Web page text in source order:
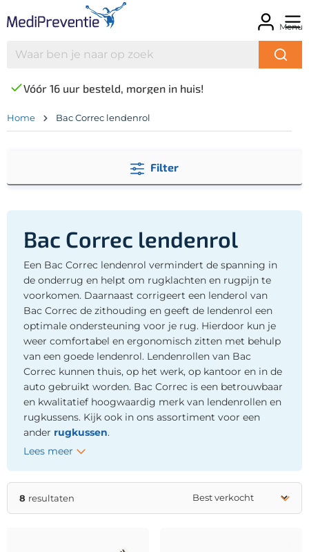
Menu
Vóór 16 uur besteld, morgen in huis!
Home Bac Correc lendenrol
Filter
Bac Correc lendenrol
Een Bac Correc lendenrol vermindert de spanning in
de onderrug en helpt om rugklachten en rugpijn te
voorkomen. Daarnaast corrigeert een lenderol van
Bac Correc de zithouding en geeft de lendenrol een
optimale ondersteuning voor je rug. Hierdoor kun je
weer comfortabel en ergonomisch zitten met behulp
van een goede lendenrol. Lendenrollen van Bac
Correc kunnen thuis, op het werk, op kantoor en in de
auto gebruikt worden. Bac Correc is een betrouwbaar
en kwalitatief hoogwaardig merk van lendenrollen en
rugkussens. Kijk ook in ons assortiment voor een
ander rugkussen.
Lees meer
8 resultaten